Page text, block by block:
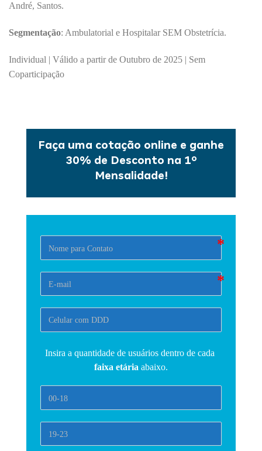
André, Santos.
Segmentação: Ambulatorial e Hospitalar SEM Obstetrícia.
Individual | Válido a partir de Outubro de 2025 | Sem
Coparticipação
Faça uma cotação online e ganhe
30% de Desconto na 1º
Mensalidade!
faixa etária abaixo.